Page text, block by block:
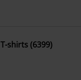
T-shirts (6399)